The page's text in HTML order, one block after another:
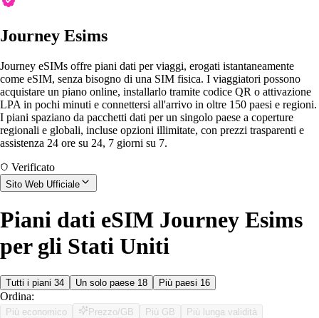
Journey Esims
Journey eSIMs offre piani dati per viaggi, erogati istantaneamente
come eSIM, senza bisogno di una SIM fisica. I viaggiatori possono
acquistare un piano online, installarlo tramite codice QR o attivazione
LPA in pochi minuti e connettersi all'arrivo in oltre 150 paesi e regioni.
I piani spaziano da pacchetti dati per un singolo paese a coperture
regionali e globali, incluse opzioni illimitate, con prezzi trasparenti e
assistenza 24 ore su 24, 7 giorni su 7.
Verificato
Sito Web Ufficiale
Piani dati eSIM Journey Esims
per gli Stati Uniti
Tutti i piani 34 Un solo paese 18 Più paesi 16
Ordina:
Più economico Prezzo/GB Più GB Più lunga validità